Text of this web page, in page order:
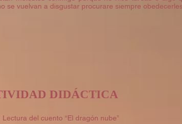
se vuelvan a disgustar procurare siempre obedecerles.
DIDÁCTICA
Lectura del cuento “El dragón nube”